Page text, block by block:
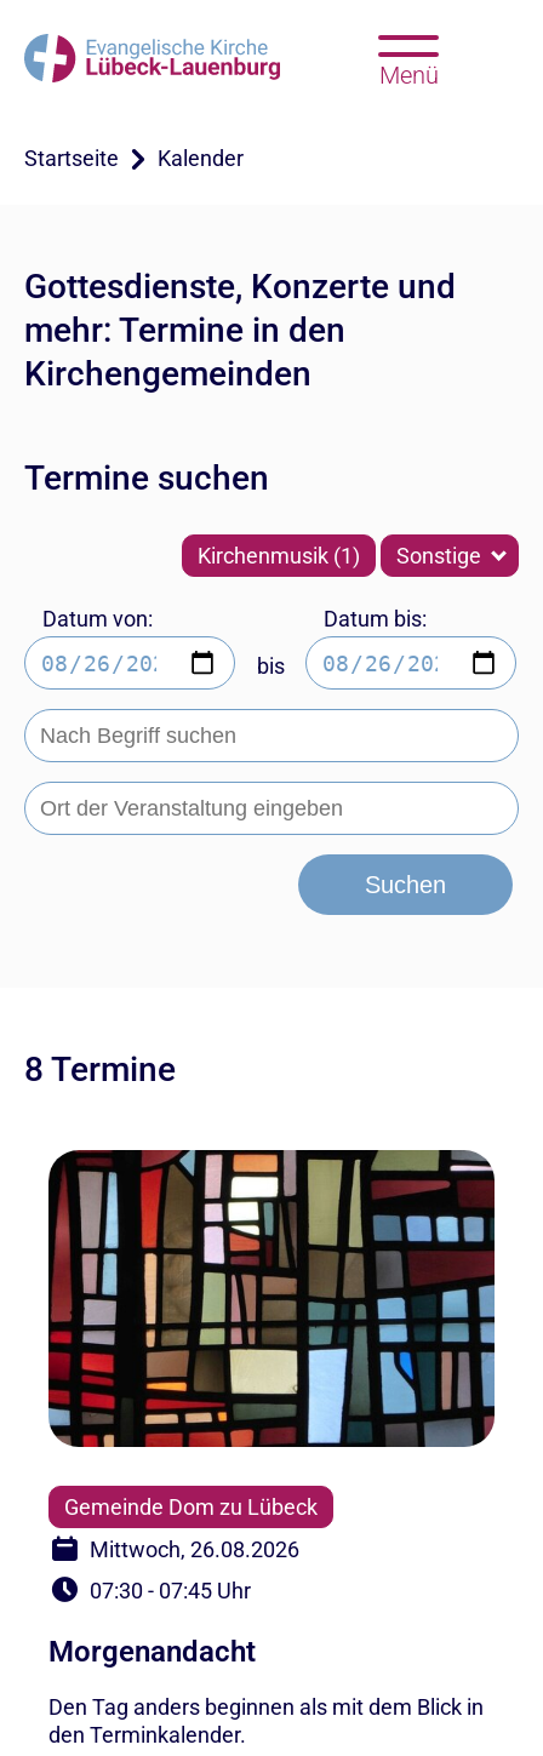
Menü
Startseite Kalender
Gottesdienste, Konzerte und
mehr: Termine in den
Kirchengemeinden
Termine suchen
Kirchenmusik (1) Sonstige
Datum von:
bis
Datum bis:
Suchen
8 Termine
Gemeinde Dom zu Lübeck
Mittwoch, 26.08.2026
07:30 - 07:45 Uhr
Morgenandacht
Den Tag anders beginnen als mit dem Blick in
den Terminkalender.